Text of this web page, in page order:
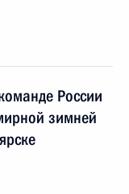
России
зимней